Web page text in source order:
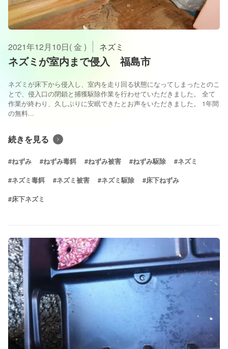
2021年12月10日( 金 ) ネズミ
ネズミが室内まで侵入 福島市
ネズミが床下から侵入し、室内を走り回る状態になってしまったとのこ
とで、侵入口の閉鎖と捕獲駆除作業を行わせていただきました。 全て
作業が終わり、久しぶりに安眠できたとお声をいただきました。 1年間
の無料...
続きを見る
#ねずみ #ねずみ毒餌 #ねずみ被害 #ねずみ駆除 #ネズミ
#ネズミ毒餌 #ネズミ被害 #ネズミ駆除 #床下ねずみ
#床下ネズミ